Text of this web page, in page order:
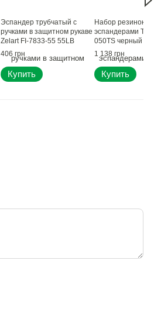
Эспандер трубчатый с
ручками в защитном рукаве
Zelart FI-7833-55 55LB
нагрузка-25кг цвета в
ассортименте
406 грн
Купить
Набор резинок с
эспандерами Trex
050TS черный
1 138 грн
Купить